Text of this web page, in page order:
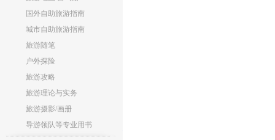
国外自助旅游指南
城市自助旅游指南
旅游随笔
户外探险
旅游攻略
旅游理论与实务
旅游摄影/画册
导游领队等专业用书